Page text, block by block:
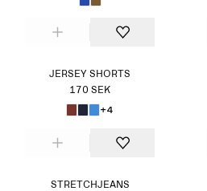
JERSEY SHORTS
170 SEK
+4
STRETCHJEANS